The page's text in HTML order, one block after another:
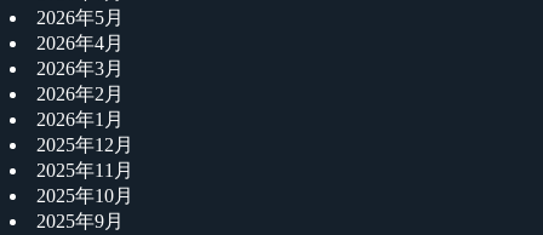
2026年5月
2026年4月
2026年3月
2026年2月
2026年1月
2025年12月
2025年11月
2025年10月
2025年9月